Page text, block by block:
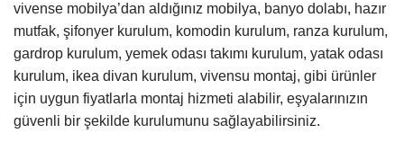
vivense mobilya’dan aldığınız mobilya, banyo dolabı, hazır
mutfak, şifonyer kurulum, komodin kurulum, ranza kurulum,
gardrop kurulum, yemek odası takımı kurulum, yatak odası
kurulum, ikea divan kurulum, vivensu montaj, gibi ürünler
için uygun fiyatlarla montaj hizmeti alabilir, eşyalarınızın
güvenli bir şekilde kurulumunu sağlayabilirsiniz.